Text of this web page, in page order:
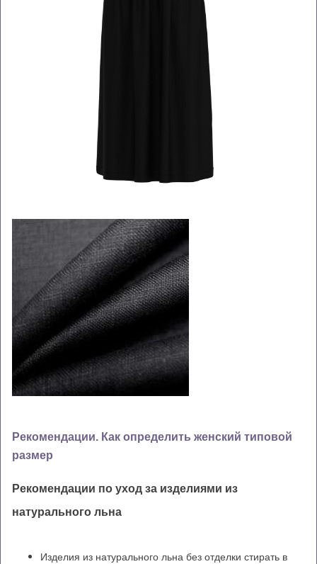
Рекомендации. Как определить женский типовой
размер
Рекомендации по уход за изделиями из
натурального льна
Изделия из натурального льна без отделки стирать в